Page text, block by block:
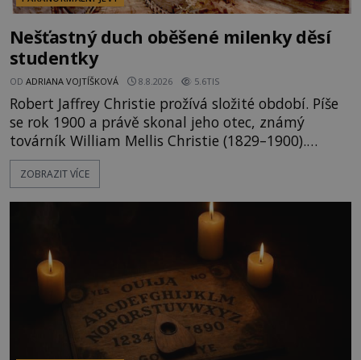
Nešťastný duch oběšené milenky děsí
studentky
OD ADRIANA VOJTÍŠKOVÁ 8.8.2026 5.6TIS
Robert Jaffrey Christie prožívá složité období. Píše
se rok 1900 a právě skonal jeho otec, známý
továrník William Mellis Christie (1829–1900).
Smutná událost je ale doprovázena ohromným
dědictvím... Robertu připadne rodinné sídlo v
ta, na niž přijde Robert, by jen tak někoho
ZOBRAZIT VÍCE